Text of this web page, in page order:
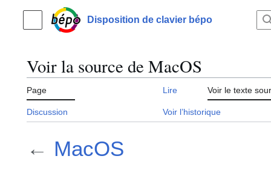
contenu
Menu principalDisposition de clavier bépo
Voir la source de MacOS
Page
Discussion
Lire Voir le texte
Voir l’historique
← MacOS